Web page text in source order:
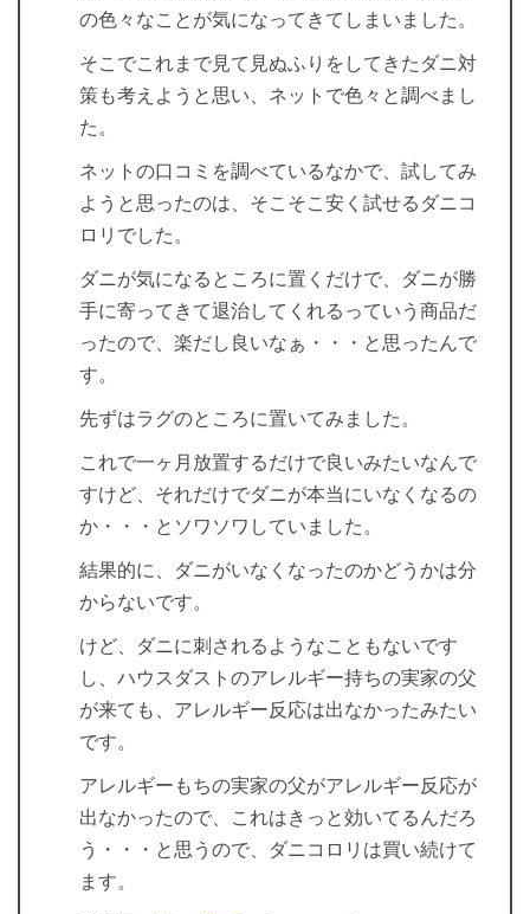
の色々なことが気になってきてしまいました。
そこでこれまで見て見ぬふりをしてきたダニ対
策も考えようと思い、ネットで色々と調べまし
た。
ネットの口コミを調べているなかで、試してみ
ようと思ったのは、そこそこ安く試せるダニコ
ロリでした。
ダニが気になるところに置くだけで、ダニが勝
手に寄ってきて退治してくれるっていう商品だ
ったので、楽だし良いなぁ・・・と思ったんで
す。
先ずはラグのところに置いてみました。
これで一ヶ月放置するだけで良いみたいなんで
すけど、それだけでダニが本当にいなくなるの
か・・・とソワソワしていました。
結果的に、ダニがいなくなったのかどうかは分
からないです。
けど、ダニに刺されるようなこともないです
し、ハウスダストのアレルギー持ちの実家の父
が来ても、アレルギー反応は出なかったみたい
です。
アレルギーもちの実家の父がアレルギー反応が
出なかったので、これはきっと効いてるんだろ
う・・・と思うので、ダニコロリは買い続けて
ます。